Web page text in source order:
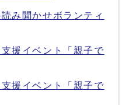
み聞かせボランティ
援イベント「親子で
援イベント「親子で